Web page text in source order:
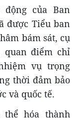
của Ban
được Tiểu ban
bám sát, cụ
quan điểm chỉ
vụ trọng
thời đảm bảo
và quốc tế.
hóa thành